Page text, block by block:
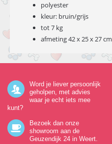
polyester
kleur: bruin/grijs
tot 7 kg
afmeting 42 x 25 x 27 cm
Word je liever persoonlijk
geholpen, met advies
waar je echt iets mee
kunt?
Bezoek dan onze
showroom aan de
Geuzendijk 24 in Weert.